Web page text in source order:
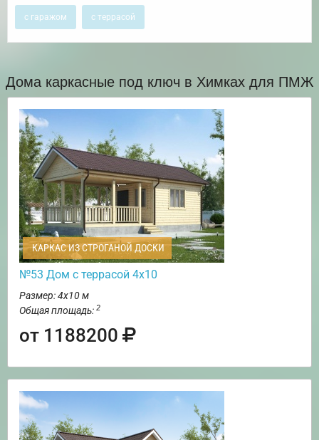
с гаражом с террасой
Дома каркасные под ключ в Химках для ПМЖ
КАРКАС ИЗ СТРОГАНОЙ ДОСКИ
№53 Дом с террасой 4х10
Размер: 4х10 м
Общая площадь: 2
от 1188200